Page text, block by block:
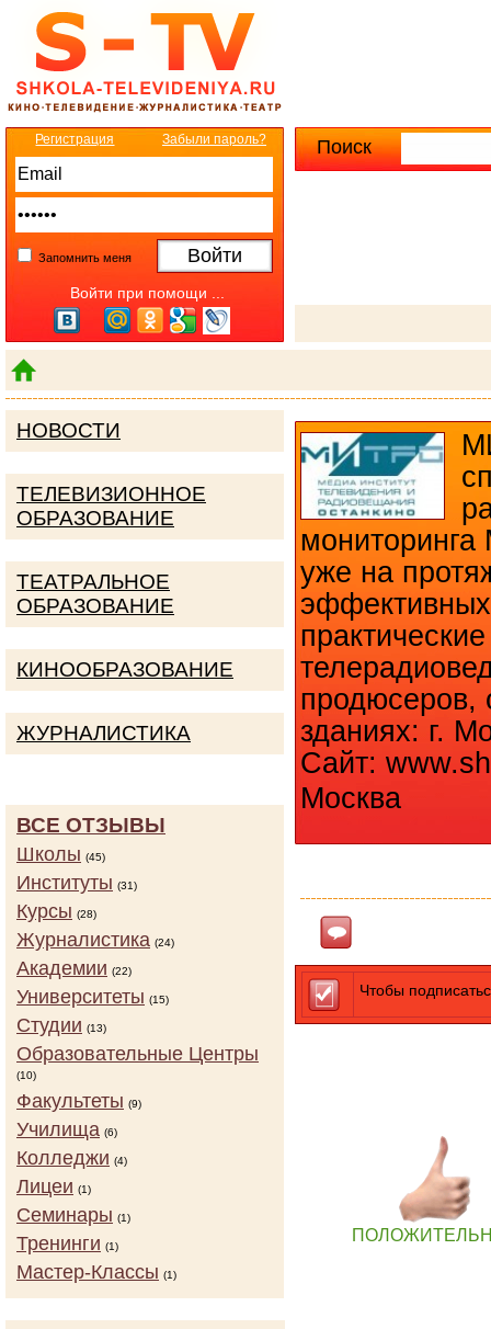
Поиск
Регистрация Забыли пароль?
Запомнить меня
Войти при помощи ...
мониторинга
уже на
продюсеров,
зданиях: г.
Сайт:
Москва
Чтобы
НОВОСТИ
ТЕЛЕВИЗИОННОЕ
ОБРАЗОВАНИЕ
ТЕАТРАЛЬНОЕ
ОБРАЗОВАНИЕ
КИНООБРАЗОВАНИЕ
ЖУРНАЛИСТИКА
ВСЕ ОТЗЫВЫ
Школы (45)
Институты (31)
Курсы (28)
Журналистика (24)
Академии (22)
Университеты (15)
Студии (13)
Образовательные Центры
(10)
Факультеты (9)
Училища (6)
Колледжи (4)
Лицеи (1)
Семинары (1)
Тренинги (1)
Мастер-Классы (1)